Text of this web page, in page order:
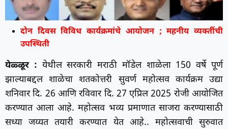
दोन दिवस विविध कार्यक्रमांचे आयोजन ; महनीय व्यक्तींची
उपस्थिती
येळ्ळूर : येथील सरकारी मराठी मॉडेल शाळेला 150 वर्षे पूर्ण
झाल्याबद्दल शाळेचा शतकोत्तरी सुवर्ण महोत्सव कार्यक्रम उद्या
शनिवार दि. 26 आणि रविवार दि. 27 एप्रिल 2025 रोजी आयोजित
करण्यात आला आहे. महोत्सव भव्य प्रमाणात साजरा करण्यासाठी
सध्या जय्यत तयारी करण्यात येत आहे.. महोत्सवाची सुरुवात